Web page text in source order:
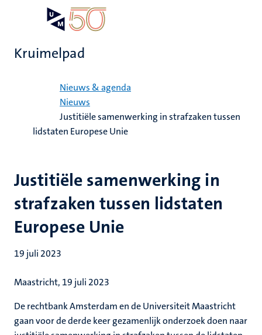
Kruimelpad
Nieuws & agenda
Nieuws
Justitiële samenwerking in strafzaken tussen
lidstaten Europese Unie
Justitiële samenwerking in
strafzaken tussen lidstaten
Europese Unie
19 juli 2023
Maastricht, 19 juli 2023
De rechtbank Amsterdam en de Universiteit Maastricht
gaan voor de derde keer gezamenlijk onderzoek doen naar